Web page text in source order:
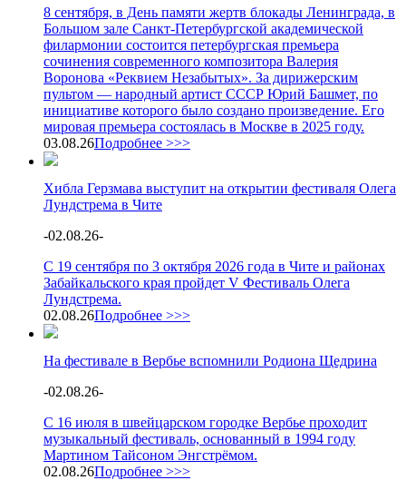
8 сентября, в День памяти жертв блокады Ленинграда, в
Большом зале Санкт-Петербургской академической
филармонии состоится петербургская премьера
сочинения современного композитора Валерия
Воронова «Реквием Незабытых». За дирижерским
пультом — народный артист СССР Юрий Башмет, по
инициативе которого было создано произведение. Его
мировая премьера состоялась в Москве в 2025 году.
03.08.26Подробнее >>>
Хибла Герзмава выступит на открытии фестиваля Олега
Лундстрема в Чите
-02.08.26-
С 19 сентября по 3 октября 2026 года в Чите и районах
Забайкальского края пройдет V Фестиваль Олега
Лундстрема.
02.08.26Подробнее >>>
На фестивале в Вербье вспомнили Родиона Щедрина
-02.08.26-
С 16 июля в швейцарском городке Вербье проходит
музыкальный фестиваль, основанный в 1994 году
Мартином Тайсоном Энгстрёмом.
02.08.26Подробнее >>>